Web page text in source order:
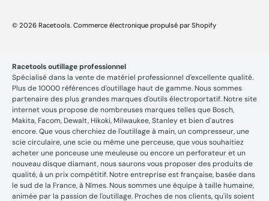
© 2026 Racetools. Commerce électronique propulsé par Shopify
Racetools outillage professionnel
Spécialisé dans la vente de matériel professionnel d'excellente qualité.
Plus de 10000 références d'outillage haut de gamme. Nous sommes
partenaire des plus grandes marques d'outils électroportatif. Notre site
internet vous propose de nombreuses marques telles que Bosch,
Makita, Facom, Dewalt, Hikoki, Milwaukee, Stanley et bien d'autres
encore. Que vous cherchiez de l'outillage à main, un compresseur, une
scie circulaire, une scie ou même une perceuse, que vous souhaitiez
acheter une ponceuse une meuleuse ou encore un perforateur et un
nouveau disque diamant, nous saurons vous proposer des produits de
qualité, à un prix compétitif. Notre entreprise est française, basée dans
le sud de la France, à Nîmes. Nous sommes une équipe à taille humaine,
animée par la passion de l'outillage. Proches de nos clients, qu'ils soient